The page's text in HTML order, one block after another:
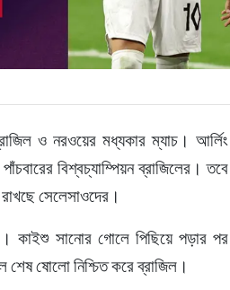
ও নরওয়ের মধ্যকার ম্যাচ। আর্লিং
বিশ্বচ্যাম্পিয়ন ব্রাজিলের। তবে
রাখছে সেলেসাওদের।
কাইশু সানোর গোলে পিছিয়ে পড়ার পর
শেষ ষোলো নিশ্চিত করে ব্রাজিল।